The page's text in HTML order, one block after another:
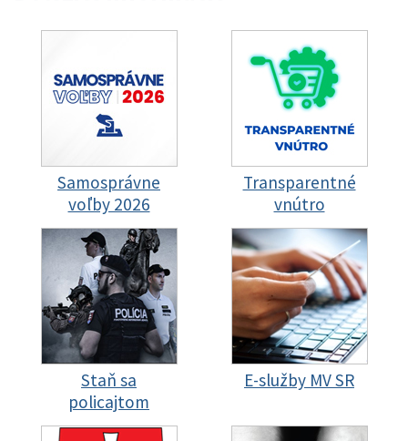
Samosprávne
voľby 2026
Transparentné
vnútro
Staň sa
policajtom
E-služby MV SR